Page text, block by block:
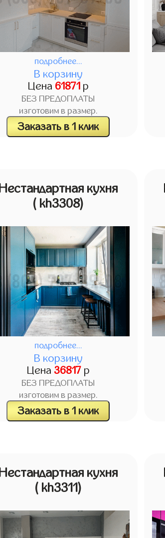
подробнее...
В корзину
Цена 61871 р
БЕЗ ПРЕДОПЛАТЫ
изготовим в размер.
Заказать в 1 клик
Нестандартная кухня
( kh3308)
подробнее...
В корзину
Цена 36817р
БЕЗ ПРЕДОПЛАТЫ
изготовим в размер.
Заказать в 1 клик
Нестандартная кухня
( kh3311)